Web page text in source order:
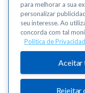
para melhorar a sua
personalizar
seu interesse. Ao
concorda com tal
Política de
Aceitar
Rejeitar